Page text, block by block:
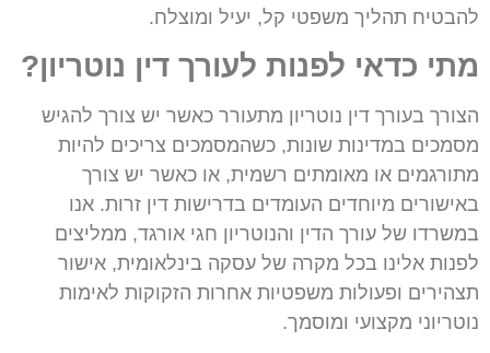
להבטיח תהליך משפטי קל, יעיל ומוצלח.
מתי כדאי לפנות לעורך דין נוטריון?
הצורך בעורך דין נוטריון מתעורר כאשר יש צורך להגיש
מסמכים במדינות שונות, כשהמסמכים צריכים להיות
מתורגמים או מאומתים רשמית, או כאשר יש צורך
באישורים מיוחדים העומדים בדרישות דין זרות. אנו
במשרדו של עורך הדין והנוטריון חגי אורגד, ממליצים
לפנות אלינו בכל מקרה של עסקה בינלאומית, אישור
תצהירים ופעולות משפטיות אחרות הזקוקות לאימות
נוטריוני מקצועי ומוסמך.